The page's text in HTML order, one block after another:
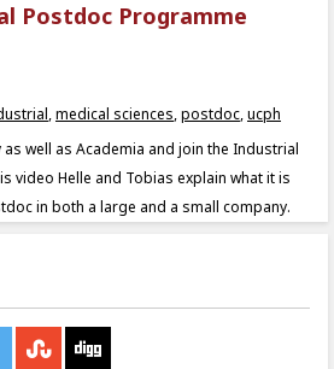
Postdoc Programme
,medical sciences,postdoc,ucph
well as Academia and join the Industrial
video Helle and Tobias explain what it is
in both a large and a small company.